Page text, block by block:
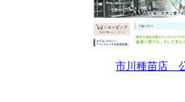
市川種苗店